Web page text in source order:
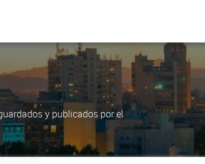
y publicados por el